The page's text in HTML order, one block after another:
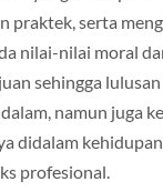
praktek, serta
nilai-nilai moral
sehingga
namun juga
didalam
profesional.